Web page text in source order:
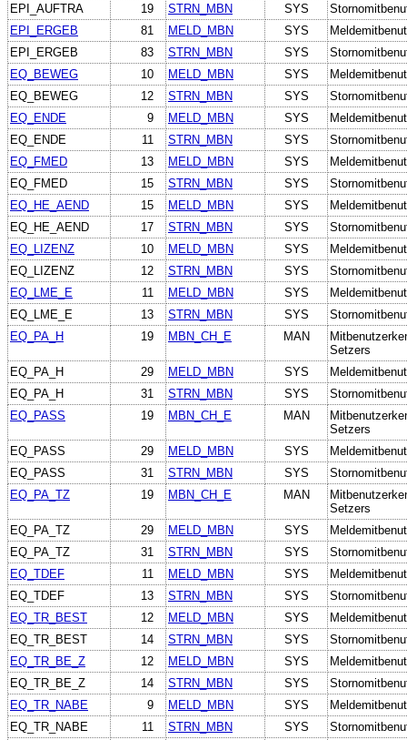
EPI_AUFTRA
19 STRN_MBN SYS
EPI_ERGEB
81 MELD_MBN SYS
EPI_ERGEB
83 STRN_MBN SYS
EQ_BEWEG
10 MELD_MBN SYS
EQ_BEWEG
12 STRN_MBN SYS
EQ_ENDE
9 MELD_MBN SYS
EQ_ENDE
11 STRN_MBN SYS
EQ_FMED
13 MELD_MBN SYS
EQ_FMED
15 STRN_MBN SYS
EQ_HE_AEND
15 MELD_MBN SYS
EQ_HE_AEND
17 STRN_MBN SYS
EQ_LIZENZ
10 MELD_MBN SYS
EQ_LIZENZ
12 STRN_MBN SYS
EQ_LME_E
11 MELD_MBN SYS
EQ_LME_E
13 STRN_MBN SYS
EQ_PA_H
19 MBN_CH_E MAN
Setzers
EQ_PA_H
29 MELD_MBN SYS
EQ_PA_H
31 STRN_MBN SYS
EQ_PASS
19 MBN_CH_E MAN
Setzers
EQ_PASS
29 MELD_MBN SYS
EQ_PASS
31 STRN_MBN SYS
EQ_PA_TZ
19 MBN_CH_E MAN
Setzers
EQ_PA_TZ
29 MELD_MBN SYS
EQ_PA_TZ
31 STRN_MBN SYS
EQ_TDEF
11 MELD_MBN SYS
EQ_TDEF
13 STRN_MBN SYS
EQ_TR_BEST
12 MELD_MBN SYS
EQ_TR_BEST
14 STRN_MBN SYS
EQ_TR_BE_Z
12 MELD_MBN SYS
EQ_TR_BE_Z
14 STRN_MBN SYS
EQ_TR_NABE
9 MELD_MBN SYS
EQ_TR_NABE
11 STRN_MBN SYS